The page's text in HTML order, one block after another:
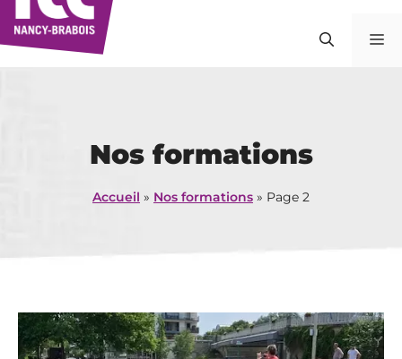
au
contenu
Nos formations
Accueil » Nos formations » Page 2